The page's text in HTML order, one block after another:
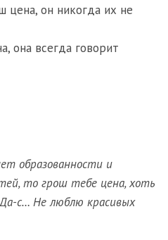
цена, он никогда их не
она всегда говорит
образованности и
то грош тебе цена, хоть
с… Не люблю красивых